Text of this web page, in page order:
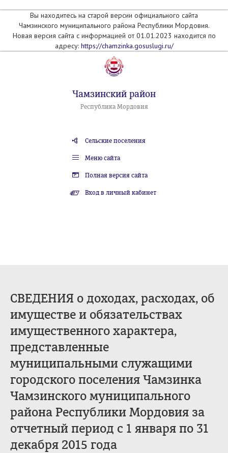
Вы находитесь на старой версии официального сайта
Чамзинского муниципального района Республики Мордовия.
Новая версия сайта с информацией от 01.01.2023 находится по
адресу: https://chamzinka.gosuslugi.ru/
Чамзинский район
Республика Мордовия
Сельские поселения
Меню сайта
Полная версия сайта
Вход в личный кабинет
СВЕДЕНИЯ о доходах, расходах, об
имуществе и обязательствах
имущественного характера,
представленные
муниципальными служащими
городского поселения Чамзинка
Чамзинского муниципального
района Республики Мордовия за
отчетный период с 1 января по 31
декабря 2015 года